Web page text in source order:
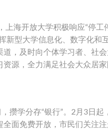
上海开放大学积极响应“停工
新型大学信息化、数字化和
道，及时向个体学习者、社
资源，全力满足社会大众居
，攒学分存“银行”。2月3日起
全面免费开放，市民们关注注